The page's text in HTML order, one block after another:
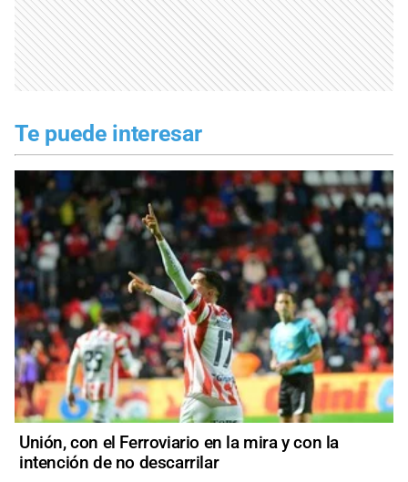
Te puede interesar
Unión, con el Ferroviario en la mira y con la
intención de no descarrilar